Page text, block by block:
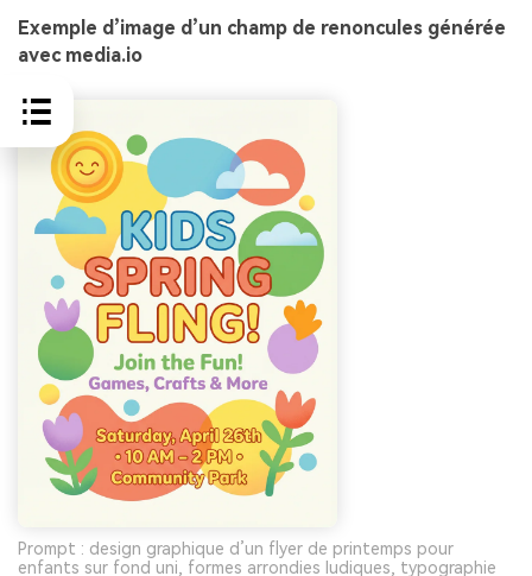
Exemple d’image d’un champ de renoncules générée
avec media.io
Prompt : design graphique d’un flyer de printemps pour
enfants sur fond uni, formes arrondies ludiques, typographie